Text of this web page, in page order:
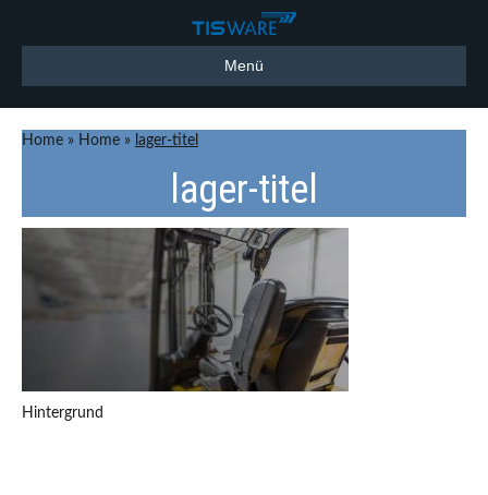
Menü
Home » Home » lager-titel
lager-titel
Hintergrund